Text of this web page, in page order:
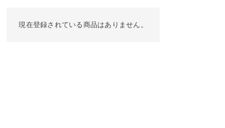
現在登録されている商品はありません。